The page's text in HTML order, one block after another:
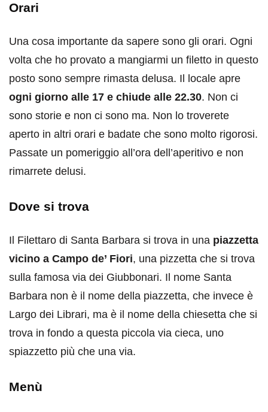
Orari
Una cosa importante da sapere sono gli orari. Ogni
volta che ho provato a mangiarmi un filetto in questo
posto sono sempre rimasta delusa. Il locale apre
ogni giorno alle 17 e chiude alle 22.30. Non ci
sono storie e non ci sono ma. Non lo troverete
aperto in altri orari e badate che sono molto rigorosi.
Passate un pomeriggio all’ora dell’aperitivo e non
rimarrete delusi.
Dove si trova
Il Filettaro di Santa Barbara si trova in una piazzetta
vicino a Campo de’ Fiori, una pizzetta che si trova
sulla famosa via dei Giubbonari. Il nome Santa
Barbara non è il nome della piazzetta, che invece è
Largo dei Librari, ma è il nome della chiesetta che si
trova in fondo a questa piccola via cieca, uno
spiazzetto più che una via.
Menù